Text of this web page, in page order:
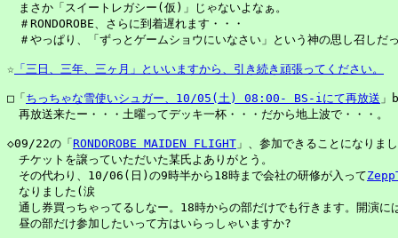
まさか「スイートレガシー(仮)」じゃないよなぁ。
＃RONDOROBE、さらに到着遅れます・・・
＃やっぱり、「ずっとゲームショウにいなさい」という神の思し召しだ
☆ 「三日、三年、三ヶ月」といいますから、引き続き頑張ってください。
□「 ちっちゃな雪使いシュガー、10/05(土) 08:00- BS-iにて再放送 」
再放送来たー・・・土曜ってデッキ一杯・・・だから地上波で・・・。
◇09/22の「 RONDOROBE MAIDEN FLIGHT 」、参加できることになりま
チケットを譲っていただいた某氏よありがとう。
その代わり、10/06(日)の9時半から18時まで会社の研修が入って
なりました(涙
通し券買っちゃってるしなー。18時からの部だけでも行きます。開演に
昼の部だけ参加したいって方はいらっしゃいますか?